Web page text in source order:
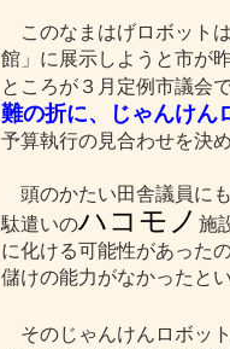
このなまはげロボット
館」に展示しようと市が
ところが３月定例市議会
難の折に、じゃんけん
予算執行の見合わせを決
頭のかたい田舎議員に
駄遣いのハコモノ 施
に化ける可能性があった
儲けの能力がなかったと
そのじゃんけんロボッ